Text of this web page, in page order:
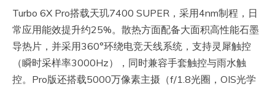
Turbo 6X Pro搭载天玑7400 SUPER，采用4nm制程，日
常应用能效提升约25%。散热方面配备大面积高性能石墨
导热片，并采用360°环绕电竞天线系统，支持灵犀触控
（瞬时采样率3000Hz），同时兼容手套触控与雨水触
控。Pro版还搭载5000万像素主摄（f/1.8光圈，OIS光学